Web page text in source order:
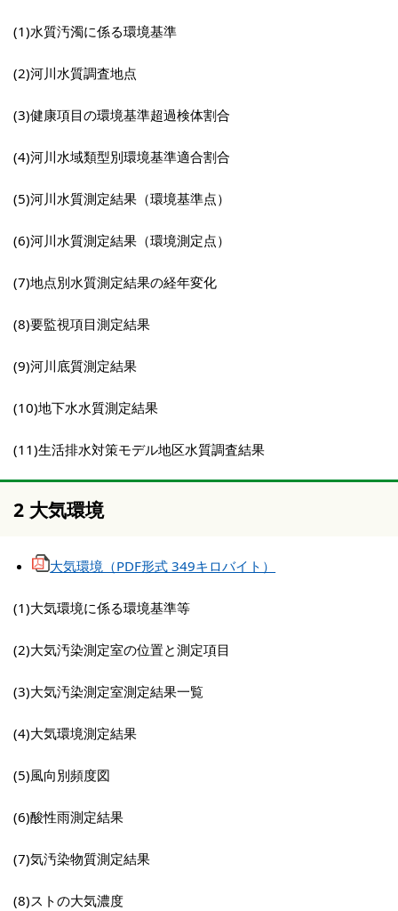
(1)水質汚濁に係る環境基準
(2)河川水質調査地点
(3)健康項目の環境基準超過検体割合
(4)河川水域類型別環境基準適合割合
(5)河川水質測定結果（環境基準点）
(6)河川水質測定結果（環境測定点）
(7)地点別水質測定結果の経年変化
(8)要監視項目測定結果
(9)河川底質測定結果
(10)地下水水質測定結果
(11)生活排水対策モデル地区水質調査結果
2 大気環境
大気環境（PDF形式 349キロバイト）
(1)大気環境に係る環境基準等
(2)大気汚染測定室の位置と測定項目
(3)大気汚染測定室測定結果一覧
(4)大気環境測定結果
(5)風向別頻度図
(6)酸性雨測定結果
(7)気汚染物質測定結果
(8)ストの大気濃度